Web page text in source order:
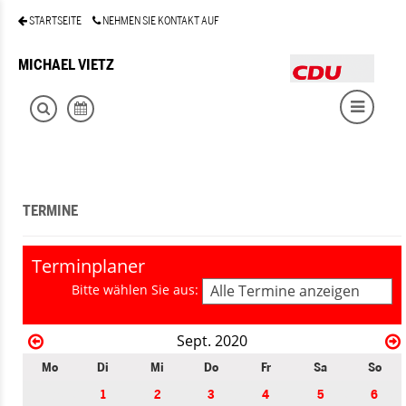
STARTSEITE NEHMEN SIE KONTAKT AUF
MICHAEL VIETZ
TERMINE
Terminplaner
Bitte wählen Sie aus: Alle Termine anzeigen
Sept. 2020
Mo Di Mi Do Fr Sa
So
1
2 3 4 5 6